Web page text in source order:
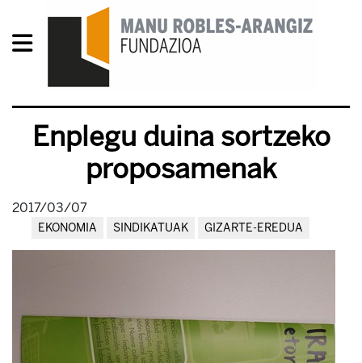
Enplegu duina sortzeko
proposamenak
2017/03/07
EKONOMIA SINDIKATUAK GIZARTE-EREDUA